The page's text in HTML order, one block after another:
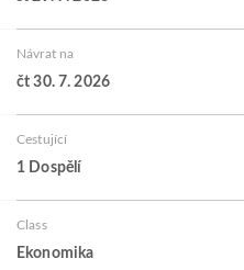
Návrat na
čt 30. 7. 2026
Cestující
1 Dospělí
Class
Ekonomika